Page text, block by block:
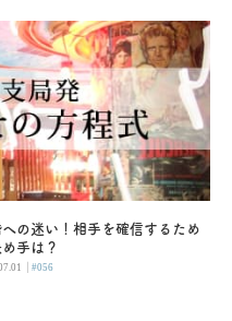
の迷い！相手を確信するため
手は？
|#056